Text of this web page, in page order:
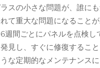
スの小さな問題が、誰に
て重大な問題になること
週間ごとにパネルを点検し
見し、すぐに修復するこ
な定期的なメンテナンス